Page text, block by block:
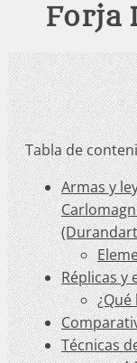
Forja
Tabla de
Armas y
Réplicas y
Técnicas